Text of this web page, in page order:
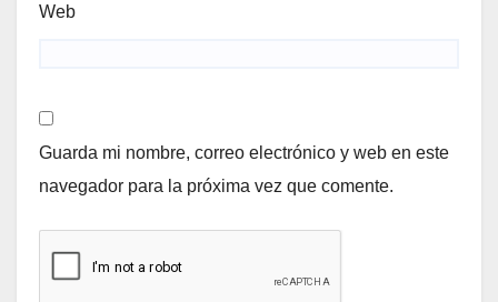
Web
Guarda mi nombre, correo electrónico y web en este
navegador para la próxima vez que comente.